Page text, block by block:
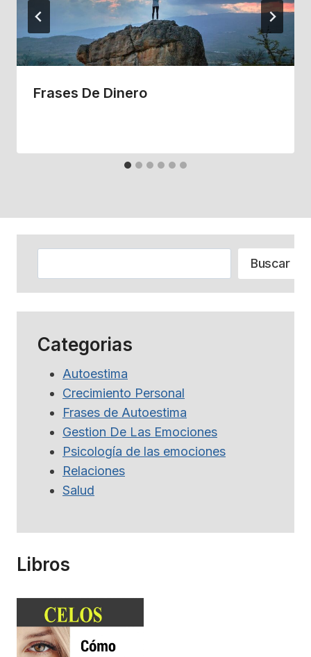
Frases De Dinero
Buscar
Categorias
Autoestima
Crecimiento Personal
Frases de Autoestima
Gestion De Las Emociones
Psicología de las emociones
Relaciones
Salud
Libros